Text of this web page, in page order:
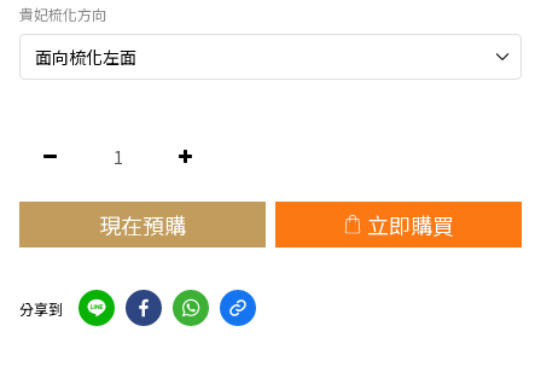
貴妃梳化方向
現在預購 立即購買
分享到